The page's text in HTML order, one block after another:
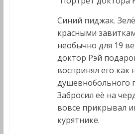
Синий пиджак.
красными
необычно для 19
доктор Рэй
воспринял его как
душевнобольного
Забросил её на
вовсе прикрывал
курятнике.